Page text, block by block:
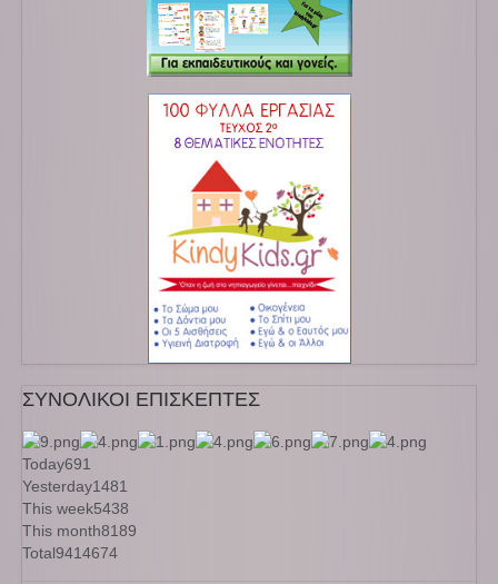
ΣΥΝΟΛΙΚΟΙ ΕΠΙΣΚΕΠΤΕΣ
Today691
Yesterday1481
This week5438
This month8189
Total9414674